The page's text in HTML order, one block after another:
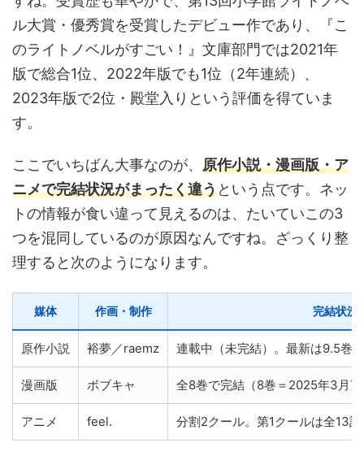
ル大賞・優秀賞を受賞したデビュー作であり、『こ
のライトノベルがすごい！』文庫部門では2021年
版で総合1位、2022年版でも1位（2年連続）、
2023年版で2位・殿堂入りという評価を得ていま
す。
ここでいちばん大事なのが、 原作小説・漫画版・ア
ニメで完結状況がまったく違うという点です。ネッ
トの情報が食い違って見えるのは、たいていこの3
つを混同しているのが原因なんですね。ざっくり整
理すると次のようになります。
媒体 作画・制作 完結状況
原作小説 裕夢／raemz 連載中（未完結）。最新は9.5巻
漫画版 ボブキャ 全8巻で完結（8巻＝2025年3月7
アニメ feel. 分割2クール。第1クールは全13話